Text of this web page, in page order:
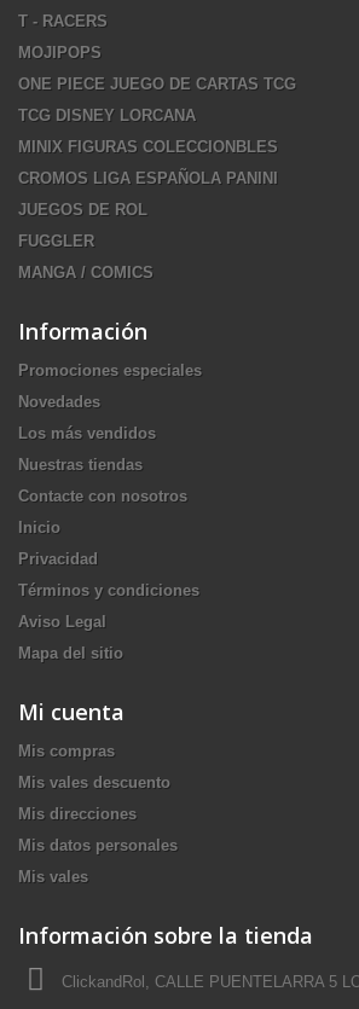
T - RACERS
MOJIPOPS
ONE PIECE JUEGO DE CARTAS TCG
TCG DISNEY LORCANA
MINIX FIGURAS COLECCIONBLES
CROMOS LIGA ESPAÑOLA PANINI
JUEGOS DE ROL
FUGGLER
MANGA / COMICS
Información
Promociones especiales
Novedades
Los más vendidos
Nuestras tiendas
Contacte con nosotros
Inicio
Privacidad
Términos y condiciones
Aviso Legal
Mapa del sitio
Mi cuenta
Mis compras
Mis vales descuento
Mis direcciones
Mis datos personales
Mis vales
Información sobre la tienda
ClickandRol, CALLE PUENTELARRA 5